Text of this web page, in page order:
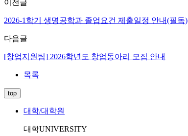
이전글
2026-1학기 생명공학과 졸업요건 제출일정 안내(필독)
다음글
[창업지원팀] 2026학년도 창업동아리 모집 안내
목록
top
대학/대학원
대학UNIVERSITY